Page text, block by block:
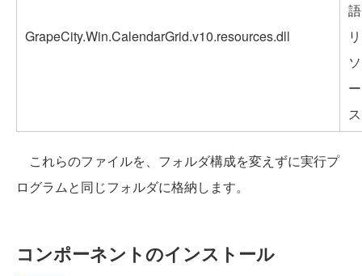
GrapeCity.Win.CalendarGrid.v10.resources.dll
語
リ
ソ
ー
ス
これらのファイルを、フォルダ構成を変えずに実行プ
ログラムと同じフォルダに格納します。
コンポーネントのインストール